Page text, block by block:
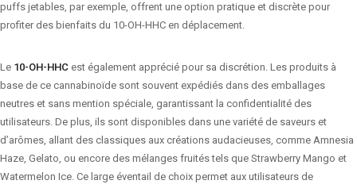
puffs jetables, par exemple, offrent une option pratique et discrète pour
profiter des bienfaits du 10-OH-HHC en déplacement.
Le 10-OH-HHC est également apprécié pour sa discrétion. Les produits à
base de ce cannabinoïde sont souvent expédiés dans des emballages
neutres et sans mention spéciale, garantissant la confidentialité des
utilisateurs. De plus, ils sont disponibles dans une variété de saveurs et
d’arômes, allant des classiques aux créations audacieuses, comme Amnesia
Haze, Gelato, ou encore des mélanges fruités tels que Strawberry Mango et
Watermelon Ice. Ce large éventail de choix permet aux utilisateurs de